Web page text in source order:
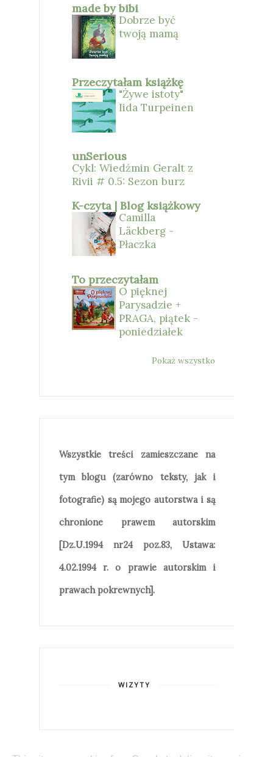
made by bibi
Dobrze być
twoją mamą
Przeczytałam książkę
"Żywe istoty"
Iida Turpeinen
unSerious
Cykl: Wiedźmin Geralt z
Rivii # 0.5: Sezon burz
K-czyta | Blog książkowy
Camilla
Läckberg -
Płaczka
To przeczytałam
O pięknej
Parysadzie +
PRAGA, piątek -
poniedziałek
Pokaż wszystko
Wszystkie treści zamieszczane na
tym blogu (zarówno teksty, jak i
fotografie) są mojego autorstwa i są
chronione prawem autorskim
[Dz.U.1994 nr24 poz.83, Ustawa:
4.02.1994 r. o prawie autorskim i
prawach pokrewnych].
WIZYTY